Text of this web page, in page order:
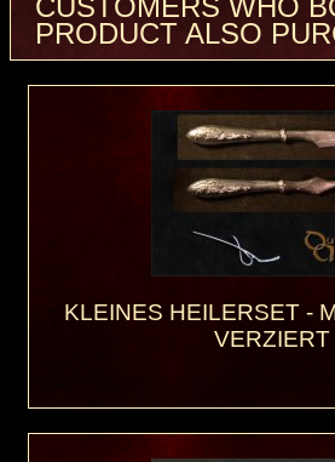
CUSTOMERS WHO
PRODUCT ALSO
KLEINES HEILERSET -
VERZIERT